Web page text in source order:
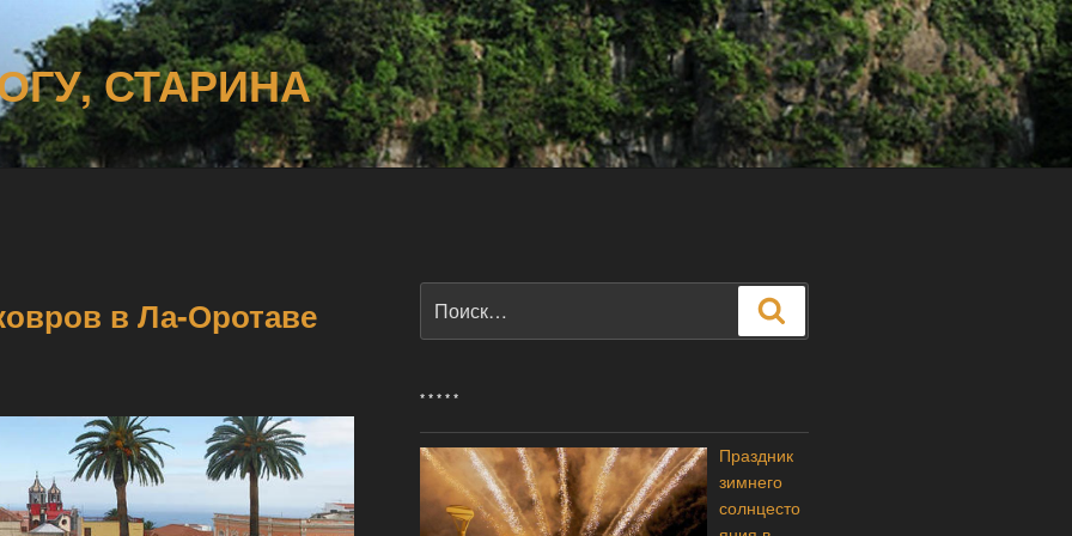
СТАРИНА
в Ла-Оротаве
* * * * *
Праздник
зимнего
солнцесто